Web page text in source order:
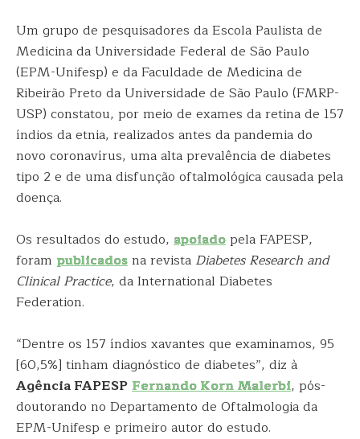
Um grupo de pesquisadores da Escola Paulista de
Medicina da Universidade Federal de São Paulo
(EPM-Unifesp) e da Faculdade de Medicina de
Ribeirão Preto da Universidade de São Paulo (FMRP-
USP) constatou, por meio de exames da retina de 157
índios da etnia, realizados antes da pandemia do
novo coronavírus, uma alta prevalência de diabetes
tipo 2 e de uma disfunção oftalmológica causada pela
doença.
Os resultados do estudo, apoiadopela FAPESP,
foram publicadosna revista Diabetes Research and
Clinical Practice, da International Diabetes
Federation.
“Dentre os 157 índios xavantes que examinamos, 95
[60,5%] tinham diagnóstico de diabetes”, diz à
Agência FAPESPFernando Korn Malerbi, pós-
doutorando no Departamento de Oftalmologia da
EPM-Unifesp e primeiro autor do estudo.